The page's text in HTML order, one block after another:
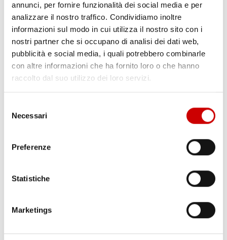
annunci, per fornire funzionalità dei social media e per
analizzare il nostro traffico. Condividiamo inoltre
informazioni sul modo in cui utilizza il nostro sito con i
nostri partner che si occupano di analisi dei dati web,
pubblicità e social media, i quali potrebbero combinarle
con altre informazioni che ha fornito loro o che hanno
raccolto dal suo utilizzo dei loro servizi.
delNecessari
Preferenze
Statistiche
Marketings
Leggi l'articolo